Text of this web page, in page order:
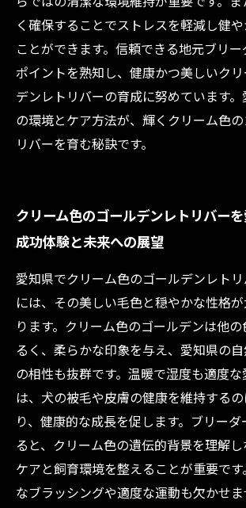
く確保することでストレスを軽減し健
ことができます。信頼できる地元ブリ
ポイントを熟知し、健康かつ美しいク
デンレトリバーの育成に努めています
の環境とケア方法が、輝くクリーム色
リバーを育む秘訣です。
クリーム色のゴールデンレトリバー
成功体験と未来への展望
愛知県でクリーム色のゴールデンレト
には、その美しい毛色と穏やかな性格
ります。クリーム色のゴールデンは他
るく、柔らかな印象を与え、愛知県の
の相性も抜群です。温暖で湿度も適度
は、犬の被毛や皮膚の健康を維持する
り、健康的な成長を促します。ブリー
ると、クリーム色の遺伝的背景を理解
ケアと飼育環境を整えることが重要で
なブラッシングや適度な運動も欠かせ